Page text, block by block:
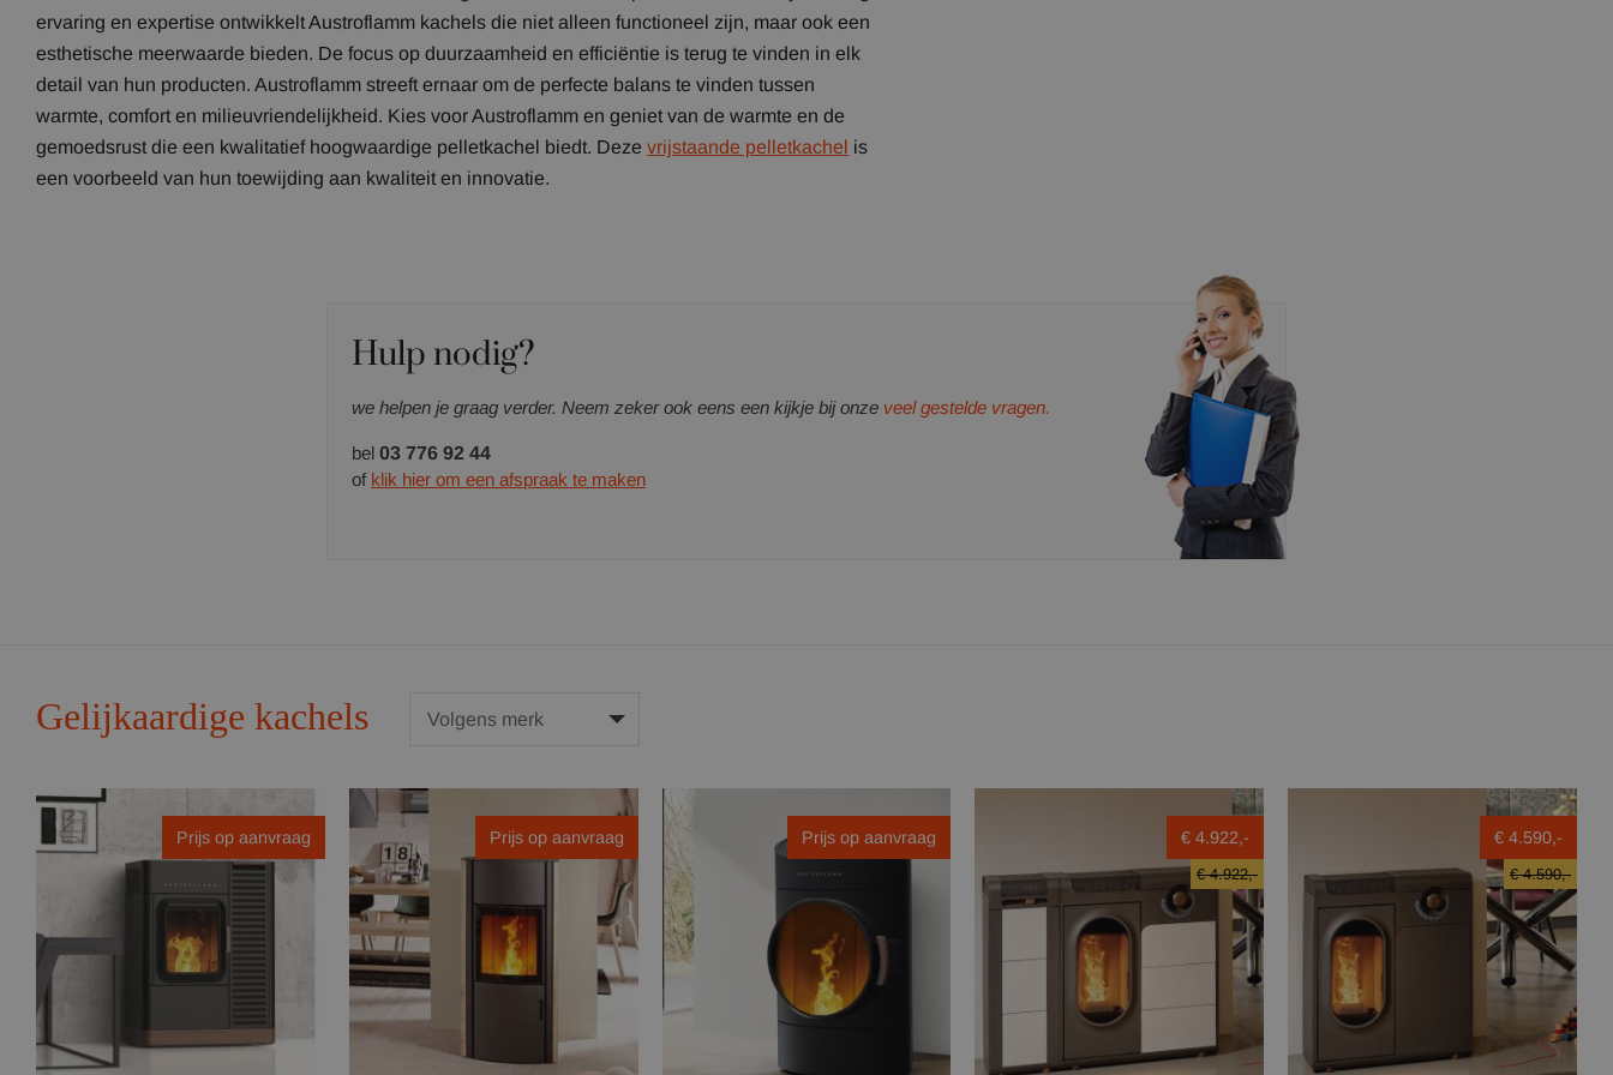
ervaring en expertise ontwikkelt Austroflamm kachels die niet alleen functioneel zijn, maar ook een
esthetische meerwaarde bieden. De focus op duurzaamheid en efficiëntie is terug te vinden in elk
detail van hun producten. Austroflamm streeft ernaar om de perfecte balans te vinden tussen
warmte, comfort en milieuvriendelijkheid. Kies voor Austroflamm en geniet van de warmte en de
gemoedsrust die een kwalitatief hoogwaardige pelletkachel biedt. Deze vrijstaande pelletkachel is
een voorbeeld van hun toewijding aan kwaliteit en innovatie.
Hulp nodig?
we helpen je graag verder. Neem zeker ook eens een kijkje bij onze veel gestelde vragen.
bel 03 776 92 44
of klik hier om een afspraak te maken
Gelijkaardige kachels
Prijs op aanvraag Prijs op aanvraag Prijs op aanvraag € 4.922,-
€ 4.922,-
€ 4.590,-
€ 4.590,-